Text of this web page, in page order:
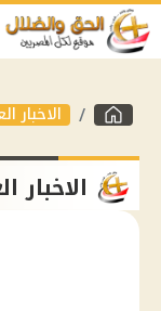
الاخبار
الاخبار